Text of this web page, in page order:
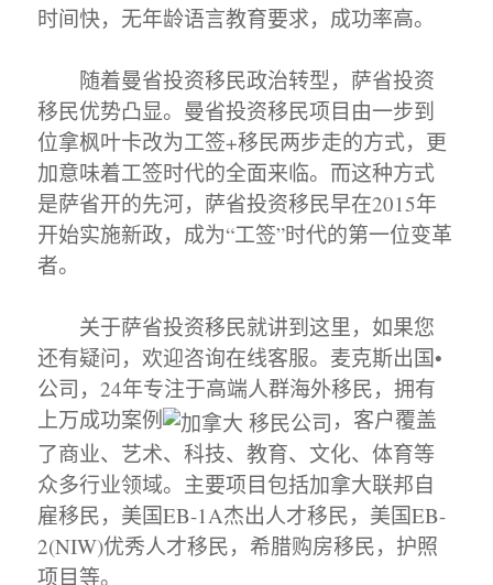
时间快，无年龄语言教育要求，成功率高。
随着曼省投资移民政治转型，萨省投资
移民优势凸显。曼省投资移民项目由一步到
位拿枫叶卡改为工签+移民两步走的方式，更
加意味着工签时代的全面来临。而这种方式
是萨省开的先河，萨省投资移民早在2015年
开始实施新政，成为“工签”时代的第一位变革
者。
关于萨省投资移民就讲到这里，如果您
还有疑问，欢迎咨询在线客服。麦克斯出国•
公司，24年专注于高端人群海外移民，拥有
上万成功案例
，客户覆盖
了商业、艺术、科技、教育、文化、体育等
众多行业领域。主要项目包括加拿大联邦自
雇移民，美国EB-1A杰出人才移民，美国EB-
2(NIW)优秀人才移民，希腊购房移民，护照
项目等。